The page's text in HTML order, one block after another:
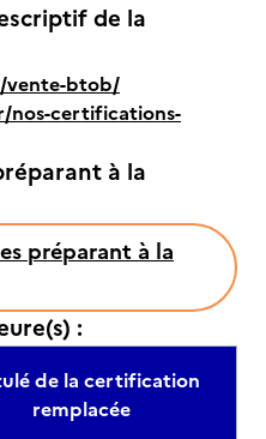
de la
vente-btob/
nos-certifications-
à la
préparant à la
:
de la certification
remplacée